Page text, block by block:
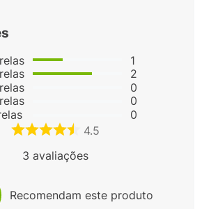
1
2
0
0
0
4.5
3 avaliações
Recomendam este produto